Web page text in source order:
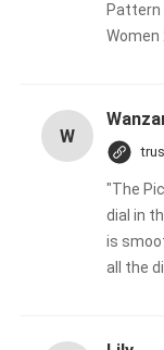
Pattern
Women
W
"The
dial in
is
all the